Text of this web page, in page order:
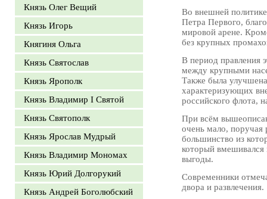
Князь Олег Вещий
Князь Игорь
Княгиня Ольга
Князь Святослав
Князь Ярополк
Князь Владимир I Святой
Князь Святополк
Князь Ярослав Мудрый
Князь Владимир Мономах
Князь Юрий Долгорукий
Князь Андрей Боголюбский
Во внешней
Петра Первого,
мировой арене.
без крупных
В период правления
между крупными
Также была
характеризующих
российского флота,
При всём
очень мало, поручая
большинство из
который вмешивался
выгоды.
Современники
двора и развлечения.